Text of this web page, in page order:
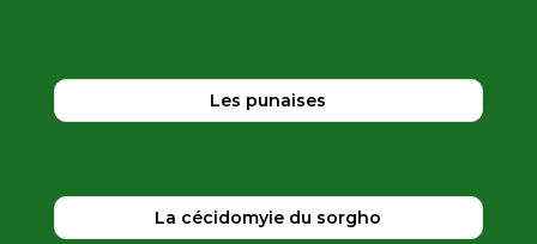
Les punaises
La cécidomyie du sorgho